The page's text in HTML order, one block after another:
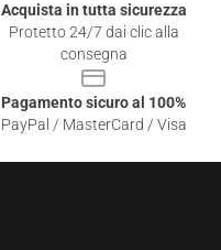
Acquista in tutta sicurezza
Protetto 24/7 dai clic alla
consegna
Pagamento sicuro al 100%
PayPal / MasterCard / Visa